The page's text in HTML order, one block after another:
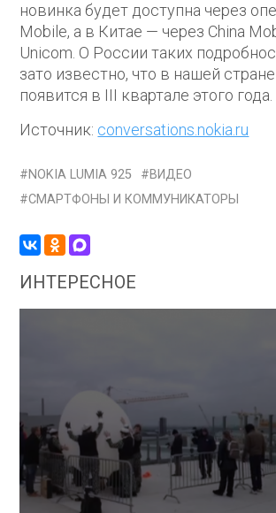
новинка будет доступна через
Mobile, а в Китае — через China
Unicom. О России таких
зато известно, что в нашей
появится в III квартале этого года.
Источник: conversations.nokia.ru
NOKIA LUMIA 925
ВИДЕО
СМАРТФОНЫ И КОММУНИКАТОРЫ
ИНТЕРЕСНОЕ